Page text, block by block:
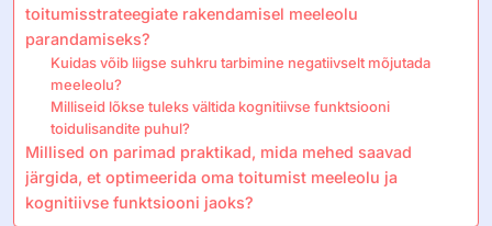
toitumisstrateegiate rakendamisel meeleolu
parandamiseks?
Kuidas võib liigse suhkru tarbimine negatiivselt mõjutada
meeleolu?
Milliseid lõkse tuleks vältida kognitiivse funktsiooni
toidulisandite puhul?
Millised on parimad praktikad, mida mehed saavad
järgida, et optimeerida oma toitumist meeleolu ja
kognitiivse funktsiooni jaoks?